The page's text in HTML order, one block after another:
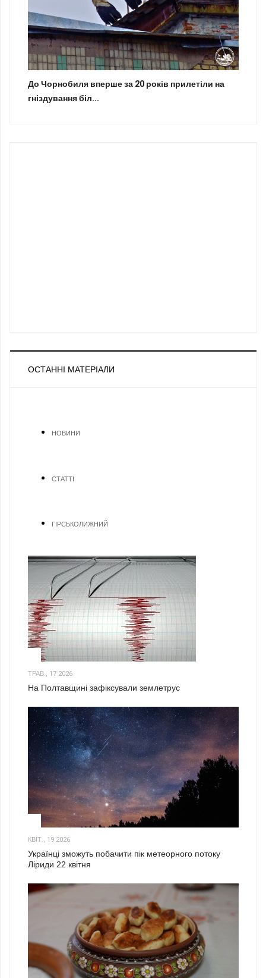
До Чорнобиля вперше за 20 років прилетіли на
гніздування біл...
ОСТАННІ МАТЕРІАЛИ
НОВИНИ
СТАТТІ
ГІРСЬКОЛИЖНИЙ
ТРАВ., 17 2026
На Полтавщині зафіксували землетрус
КВІТ., 19 2026
Українці зможуть побачити пік метеорного потоку
Ліриди 22 квітня